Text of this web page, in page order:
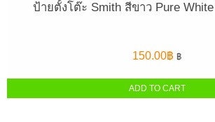
ป้ายตั้งโต๊ะ Smith สีขาว Pure
150.00฿ ฿
ADD TO CART